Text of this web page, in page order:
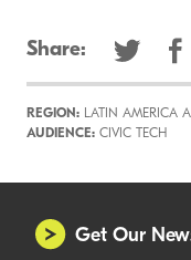
Share:
REGION: LATIN AMERICA
AUDIENCE: CIVIC TECH
Get Our